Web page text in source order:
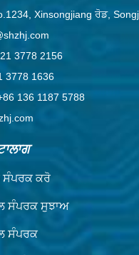
Xinsongjiang ਰੋਡ,
3778 2156
3778 1636
136 1187 5788
ਸੰਪਰਕ ਕਰੋ
ਸੰਪਰਕ ਸੁਝਾਅ
ਸੰਪਰਕ